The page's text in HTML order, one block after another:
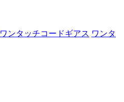
ワンタッチコードギアス ワンタ